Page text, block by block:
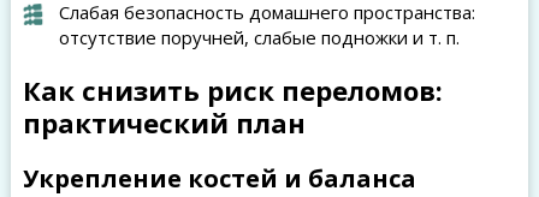
Слабая безопасность домашнего пространства:
отсутствие поручней, слабые подножки и т. п.
Как снизить риск переломов:
практический план
Укрепление костей и баланса